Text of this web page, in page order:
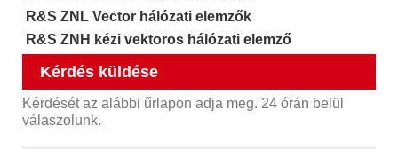
R&S ZNL Vector hálózati elemzők
R&S ZNH kézi vektoros hálózati elemző
Kérdés küldése
Kérdését az alábbi űrlapon adja meg. 24 órán belül
válaszolunk.